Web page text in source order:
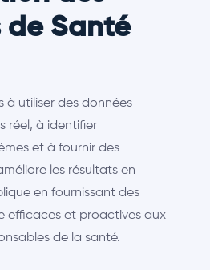
de Santé
à utiliser des données
réel, à identifier
et à fournir des
les résultats en
en fournissant des
efficaces et proactives aux
de la santé.